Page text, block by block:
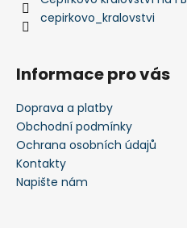
cepirkovo_kralovstvi
Informace pro vás
Doprava a platby
Obchodní podmínky
Ochrana osobních údajů
Kontakty
Napište nám